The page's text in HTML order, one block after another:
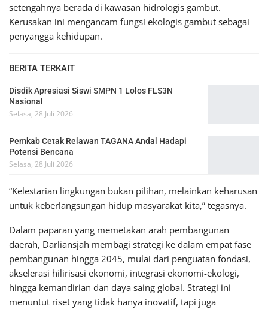
setengahnya berada di kawasan hidrologis gambut.
Kerusakan ini mengancam fungsi ekologis gambut sebagai
penyangga kehidupan.
BERITA TERKAIT
Disdik Apresiasi Siswi SMPN 1 Lolos FLS3N
Nasional
Selasa, 28 Juli 2026
Pemkab Cetak Relawan TAGANA Andal Hadapi
Potensi Bencana
Selasa, 28 Juli 2026
“Kelestarian lingkungan bukan pilihan, melainkan keharusan
untuk keberlangsungan hidup masyarakat kita,” tegasnya.
Dalam paparan yang memetakan arah pembangunan
daerah, Darliansjah membagi strategi ke dalam empat fase
pembangunan hingga 2045, mulai dari penguatan fondasi,
akselerasi hilirisasi ekonomi, integrasi ekonomi-ekologi,
hingga kemandirian dan daya saing global. Strategi ini
menuntut riset yang tidak hanya inovatif, tapi juga